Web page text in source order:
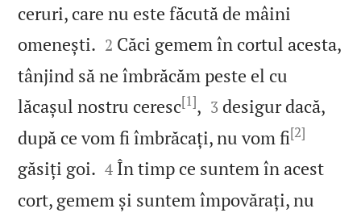
ceruri, care nu este făcută de mâini
omenești. 

2 Căci gemem în cortul acesta,
tânjind să ne îmbrăcăm peste el cu
lăcașul nostru ceresc[1], 

3 desigur dacă,
după ce vom fi îmbrăcați, nu vom fi[2]
găsiți goi. 

4 În timp ce suntem în acest
cort, gemem și suntem împovărați, nu